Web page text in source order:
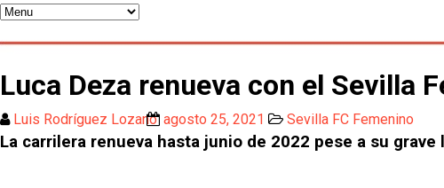
Luca Deza renueva con el Sevilla
Luis Rodríguez Lozano agosto 25, 2021 Sevilla FC Femenino
La carrilera renueva hasta junio de 2022 pese a su grave